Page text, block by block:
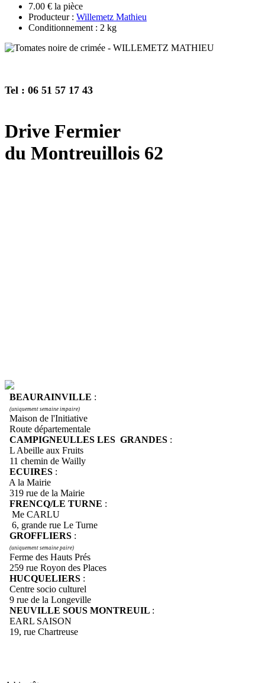
7.00 € la pièce
Producteur : Willemetz Mathieu
Conditionnement : 2 kg
Tel : 06 51 57 17 43
Drive Fermier
du Montreuillois 62
BEAURAINVILLE :
(uniquement semaine impaire)
Maison de l'Initiative
Route départementale
CAMPIGNEULLES LES GRANDES :
L Abeille aux Fruits
11 chemin de Wailly
ECUIRES :
A la Mairie
319 rue de la Mairie
FRENCQ/LE TURNE :
Me CARLU
6, grande rue Le Turne
GROFFLIERS :
(uniquement semaine paire)
Ferme des Hauts Prés
259 rue Royon des Places
HUCQUELIERS :
Centre socio culturel
9 rue de la Longeville
NEUVILLE SOUS MONTREUIL :
EARL SAISON
19, rue Chartreuse